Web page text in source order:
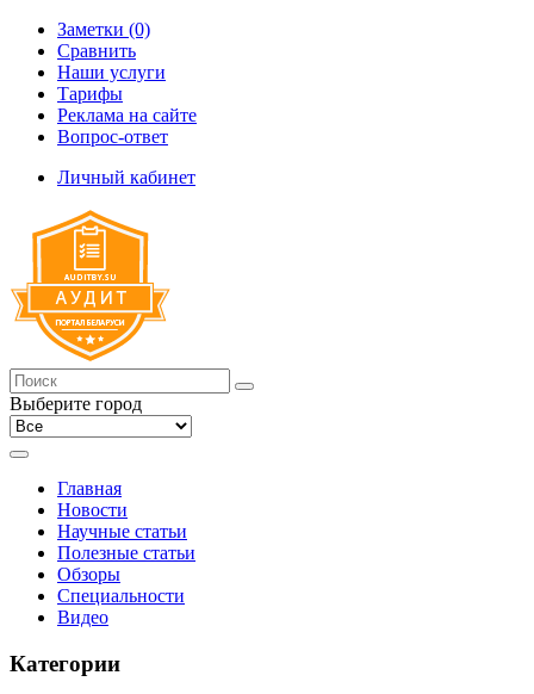
Заметки (0)
Сравнить
Наши услуги
Тарифы
Реклама на сайте
Вопрос-ответ
Личный кабинет
Выберите город
Главная
Новости
Научные статьи
Полезные статьи
Обзоры
Специальности
Видео
Категории